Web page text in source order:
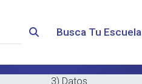
Busca Tu Escuela
3) Datos